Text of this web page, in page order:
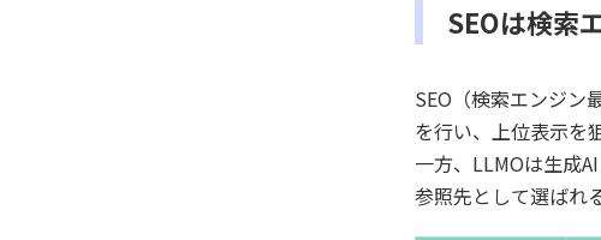
SEOは検索
SEO（検索エンジン
を行い、上位表示を
一方、LLMOは生成
参照先として選ばれ